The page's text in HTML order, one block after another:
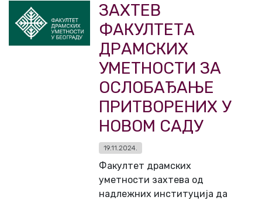
ЗАХТЕВ
ФАКУЛТЕТА
ДРАМСКИХ
УМЕТНОСТИ ЗА
ОСЛОБАЂАЊЕ
ПРИТВОРЕНИХ У
НОВОМ САДУ
19.11.2024.
Факултет драмских
уметности захтева од
надлежних институција да